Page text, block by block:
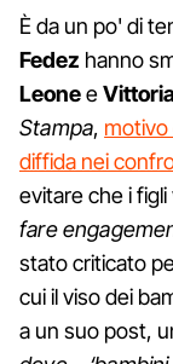
È da un po' di
Fedez hanno
Leonee
Stampa, motivo
diffida nei
evitare che i
fare
stato criticato
cui il viso dei
a un suo post,